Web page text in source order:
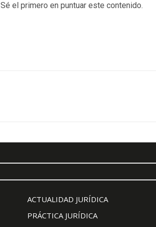
Sé el primero en puntuar este contenido.
ACTUALIDAD JURÍDICA
PRÁCTICA JURÍDICA